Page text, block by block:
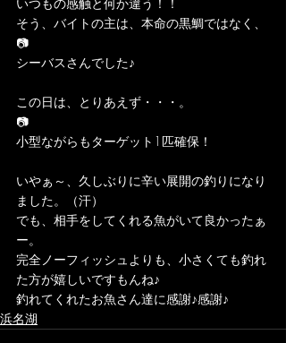
そう、バイトの主は、本命の黒鯛ではなく、
📷
シーバスさんでした♪
この日は、とりあえず・・・。
📷
小型ながらもターゲット1匹確保！
いやぁ～、久しぶりに辛い展開の釣りになり
ました。（汗）
でも、相手をしてくれる魚がいて良かったぁ
ー。
完全ノーフィッシュよりも、小さくても釣れ
た方が嬉しいですもんね♪
釣れてくれたお魚さん達に感謝♪感謝♪
浜名湖